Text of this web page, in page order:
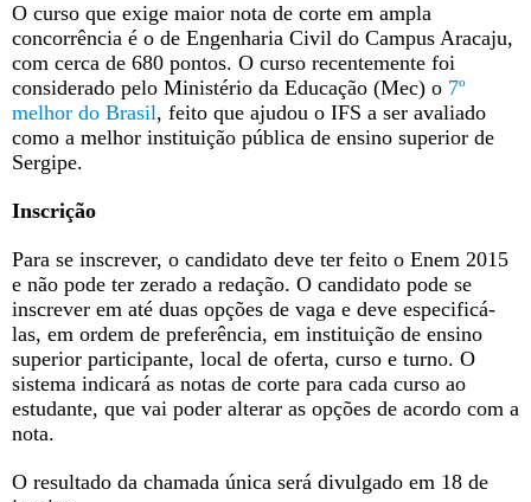
O curso que exige maior nota de corte em ampla
concorrência é o de Engenharia Civil do Campus Aracaju,
com cerca de 680 pontos. O curso recentemente foi
considerado pelo Ministério da Educação (Mec) o 7º
melhor do Brasil, feito que ajudou o IFS a ser avaliado
como a melhor instituição pública de ensino superior de
Sergipe.
Inscrição
Para se inscrever, o candidato deve ter feito o Enem 2015
e não pode ter zerado a redação. O candidato pode se
inscrever em até duas opções de vaga e deve especificá-
las, em ordem de preferência, em instituição de ensino
superior participante, local de oferta, curso e turno. O
sistema indicará as notas de corte para cada curso ao
estudante, que vai poder alterar as opções de acordo com a
nota.
O resultado da chamada única será divulgado em 18 de